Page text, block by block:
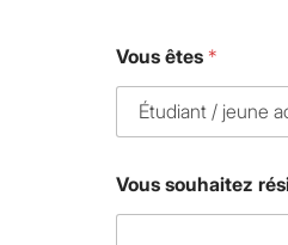
Vous êtes *
Vous souhaitez